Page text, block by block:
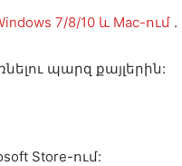
7/8/10 և Mac-ում .
պարզ քայլերին:
Store-ում: